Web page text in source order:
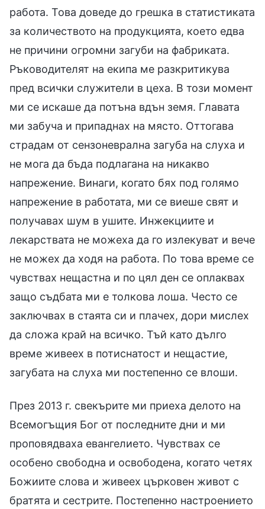
работа. Това доведе до грешка в статистиката
за количеството на продукцията, което едва
не причини огромни загуби на фабриката.
Ръководителят на екипа ме разкритикува
пред всички служители в цеха. В този момент
ми се искаше да потъна вдън земя. Главата
ми забуча и припаднах на място. Оттогава
страдам от сензоневрална загуба на слуха и
не мога да бъда подлагана на никакво
напрежение. Винаги, когато бях под голямо
напрежение в работата, ми се виеше свят и
получавах шум в ушите. Инжекциите и
лекарствата не можеха да го излекуват и вече
не можех да ходя на работа. По това време се
чувствах нещастна и по цял ден се оплаквах
защо съдбата ми е толкова лоша. Често се
заключвах в стаята си и плачех, дори мислех
да сложа край на всичко. Тъй като дълго
време живеех в потиснатост и нещастие,
загубата на слуха ми постепенно се влоши.
През 2013 г. свекърите ми приеха делото на
Всемогъщия Бог от последните дни и ми
проповядваха евангелието. Чувствах се
особено свободна и освободена, когато четях
Божиите слова и живеех църковен живот с
братята и сестрите. Постепенно настроението